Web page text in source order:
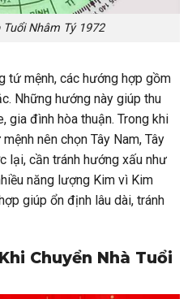
Nhâm Tý 1972
tứ mệnh, các hướng hợp gồm
Những hướng này giúp thu
gia đình hòa thuận. Trong khi
nên chọn Tây Nam, Tây
lại, cần tránh hướng xấu như
năng lượng Kim vì Kim
giúp ổn định lâu dài, tránh
Chuyển Nhà Tuổi